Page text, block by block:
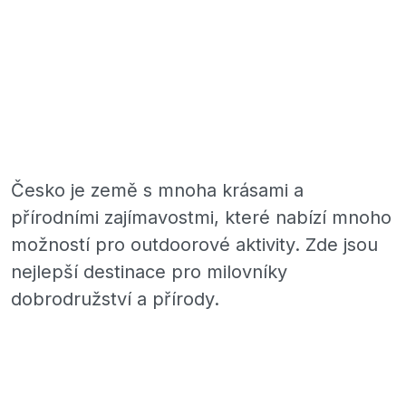
Česko je země s mnoha krásami a
přírodními zajímavostmi, které nabízí mnoho
možností pro outdoorové aktivity. Zde jsou
nejlepší destinace pro milovníky
dobrodružství a přírody.